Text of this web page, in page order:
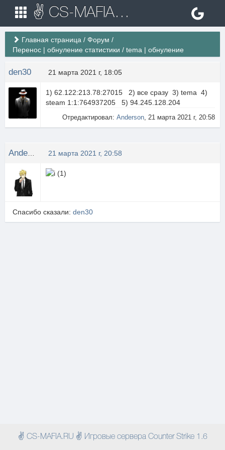
✌ CS-MAFIA.RU ✌ Игровые сервера Counter Strike 1.6
Главная страница / Форум /
Перенос | обнуление статистики / tema | обнуление
den30 21 марта 2021 г, 18:05
1) 62.122:213.78:27015 2) все сразу 3) tema 4)
steam 1:1:764937205 5) 94.245.128.204
Отредактировал: Anderson, 21 марта 2021 г, 20:58
21 марта 2021 г, 20:58
Спасибо сказали: den30
✌ CS-MAFIA.RU ✌ Игровые сервера Counter Strike 1.6